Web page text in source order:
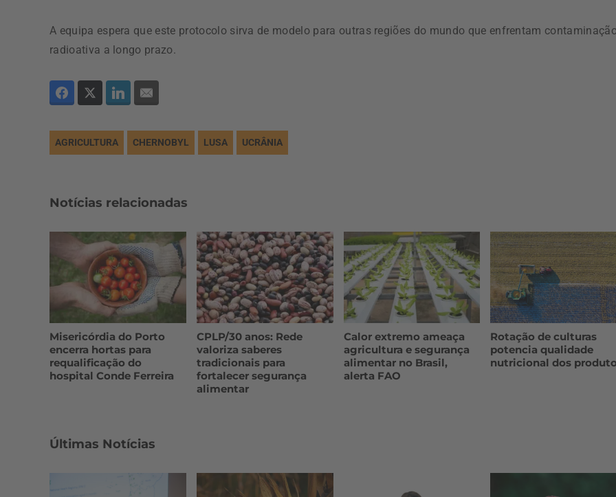
A equipa espera que este protocolo sirva de modelo para outras regiões do mundo que enfrentam
radioativa a longo prazo.
AGRICULTURA CHERNOBYL LUSA UCRÂNIA
Notícias relacionadas
Misericórdia do Porto
encerra hortas para
requalificação do
hospital Conde Ferreira
CPLP/30 anos: Rede
valoriza saberes
tradicionais para
fortalecer segurança
alimentar
Calor extremo ameaça
agricultura e segurança
alimentar no Brasil,
alerta FAO
Rotação de culturas
potencia qualidade
nutricional dos
Últimas Notícias